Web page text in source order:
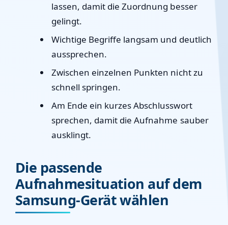
lassen, damit die Zuordnung besser
gelingt.
Wichtige Begriffe langsam und deutlich
aussprechen.
Zwischen einzelnen Punkten nicht zu
schnell springen.
Am Ende ein kurzes Abschlusswort
sprechen, damit die Aufnahme sauber
ausklingt.
Die passende
Aufnahmesituation auf dem
Samsung-Gerät wählen